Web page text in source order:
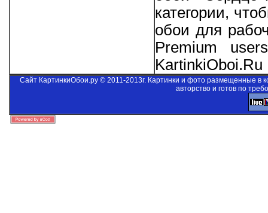
категории,
обои для
Premium
KartinkiOboi.Ru
Сайт КартинкиОбои.ру © 2011-2013г. Картинки и фото размещенные в
авторство и готов по